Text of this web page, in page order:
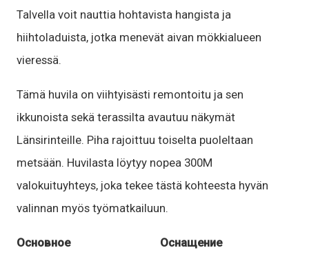
Talvella voit nauttia hohtavista hangista ja
hiihtoladuista, jotka menevät aivan mökkialueen
vieressä.
Tämä huvila on viihtyisästi remontoitu ja sen
ikkunoista sekä terassilta avautuu näkymät
Länsirinteille. Piha rajoittuu toiselta puoleltaan
metsään. Huvilasta löytyy nopea 300M
valokuituyhteys, joka tekee tästä kohteesta hyvän
valinnan myös työmatkailuun.
Основное Оснащение